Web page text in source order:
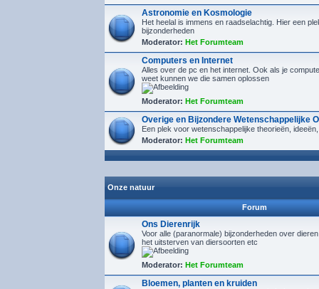
Astronomie en Kosmologie
Het heelal is immens en raadselachtig. Hier een
bijzonderheden
Moderator: Het Forumteam
Computers en Internet
Alles over de pc en het internet. Ook als je
weet kunnen we die samen oplossen
Moderator: Het Forumteam
Overige en Bijzondere Wetenschappelijke
Een plek voor wetenschappelijke theorieën,
Moderator: Het Forumteam
Onze natuur
Forum
Ons Dierenrijk
Voor alle (paranormale) bijzonderheden over
het uitsterven van diersoorten etc
Moderator: Het Forumteam
Bloemen, planten en kruiden